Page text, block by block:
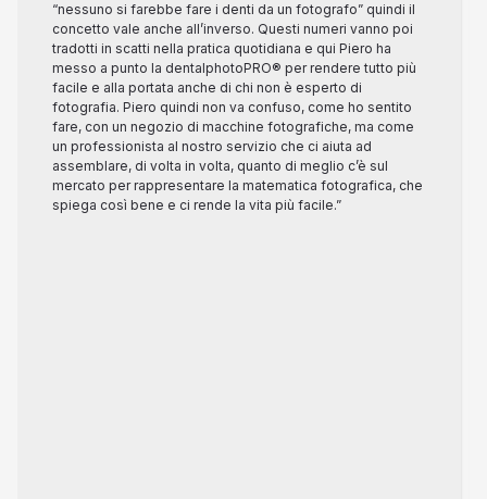
“nessuno si farebbe fare i denti da un fotografo” quindi il
concetto vale anche all’inverso. Questi numeri vanno poi
tradotti in scatti nella pratica quotidiana e qui Piero ha
messo a punto la dentalphotoPRO® per rendere tutto più
facile e alla portata anche di chi non è esperto di
fotografia. Piero quindi non va confuso, come ho sentito
fare, con un negozio di macchine fotografiche, ma come
un professionista al nostro servizio che ci aiuta ad
assemblare, di volta in volta, quanto di meglio c’è sul
mercato per rappresentare la matematica fotografica, che
spiega così bene e ci rende la vita più facile.”